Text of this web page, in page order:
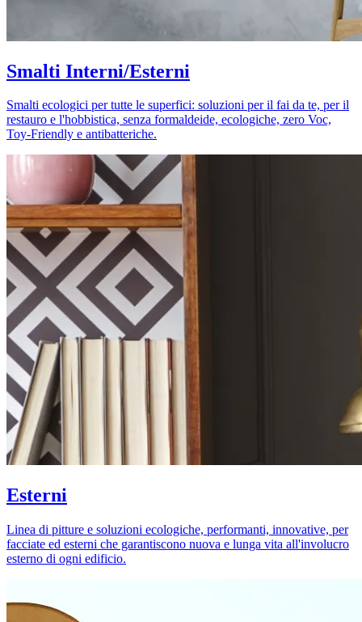
Smalti Interni/Esterni
Smalti ecologici per tutte le superfici: soluzioni per il fai da te, per il
restauro e l'hobbistica, senza formaldeide, ecologiche, zero Voc,
Toy-Friendly e antibatteriche.
Esterni
Linea di pitture e soluzioni ecologiche, performanti, innovative, per
facciate ed esterni che garantiscono nuova e lunga vita all'involucro
esterno di ogni edificio.